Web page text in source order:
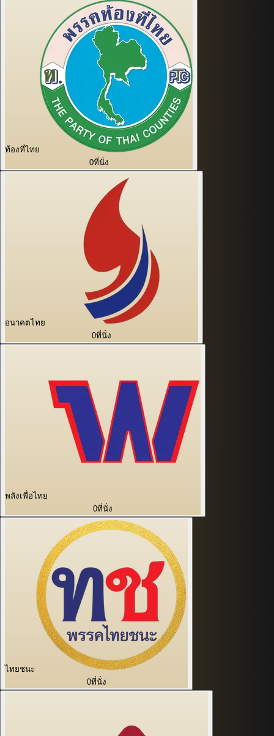
ท้องที่ไทย
0ที่นั่ง
อนาคตไทย
0ที่นั่ง
พลังเพื่อไทย
0ที่นั่ง
ไทยชนะ
0ที่นั่ง